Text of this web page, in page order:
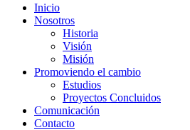
Inicio
Nosotros
Historia
Visión
Misión
Promoviendo el cambio
Estudios
Proyectos Concluidos
Comunicación
Contacto